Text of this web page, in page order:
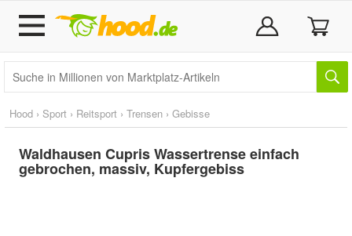
Hood › Sport › Reitsport › Trensen › Gebisse
Waldhausen Cupris Wassertrense einfach
gebrochen, massiv, Kupfergebiss